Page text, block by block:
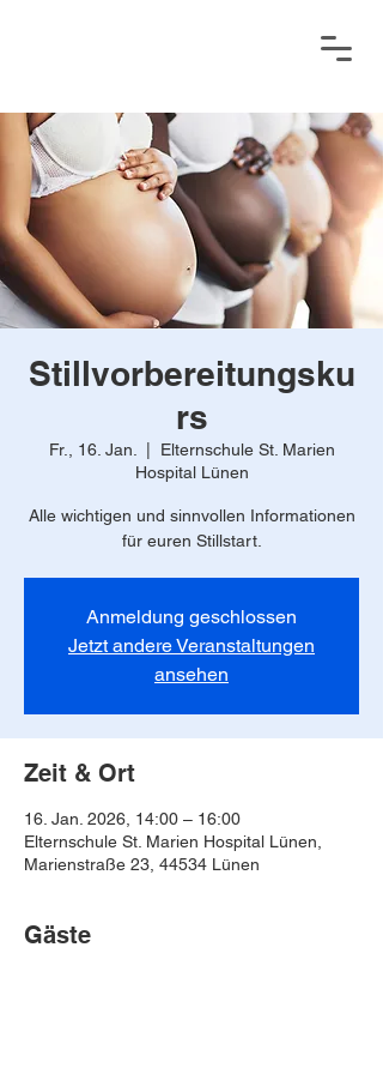
Stillvorbereitungsku
rs
Fr., 16. Jan.
Elternschule St. Marien
Hospital Lünen
Alle wichtigen und sinnvollen Informationen
für euren Stillstart.
Anmeldung geschlossen
Jetzt andere Veranstaltungen
ansehen
Zeit & Ort
16. Jan. 2026, 14:00 – 16:00
Elternschule St. Marien Hospital Lünen,
Marienstraße 23, 44534 Lünen
Gäste